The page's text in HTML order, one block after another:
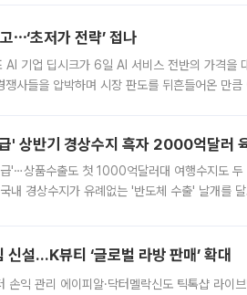
⋯‘초저가 전략’ 접나
AI 기업 딥시크가 6일 AI 서비스 전반의 가격을
쟁사들을 압박하며 시장 판도를 뒤흔들어온 만
' 상반기 경상수지 흑자 2000억달러
'⋯상품수출도 첫 1000억달러대 여행수지도 두
내 경상수지가 유례없는 '반도체 수출' 날개를
설…K뷰티 ‘글로벌 라방 판매’ 확대
익 관리 에이피알·닥터멜락신도 틱톡샵 라이